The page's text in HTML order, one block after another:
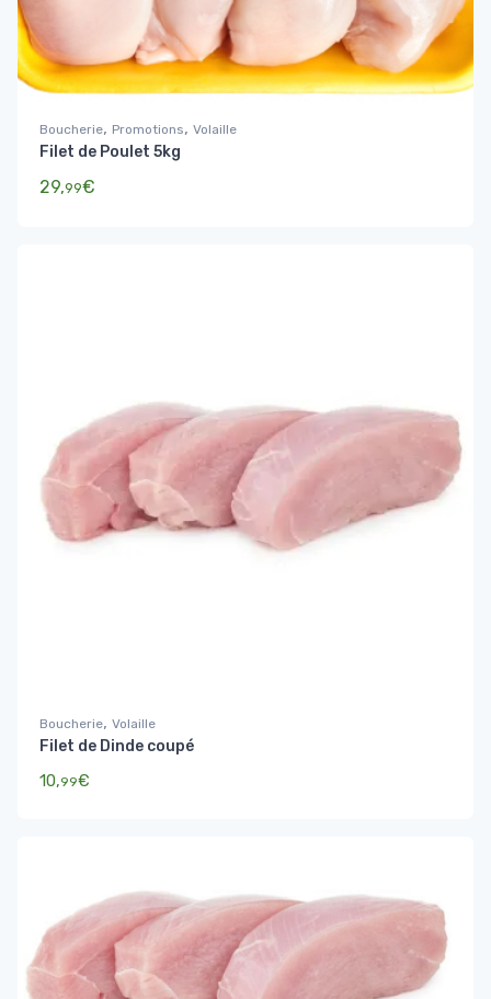
Boucherie, Promotions, Volaille
Filet de Poulet 5kg
29,99€
Boucherie, Volaille
Filet de Dinde coupé
10,99€